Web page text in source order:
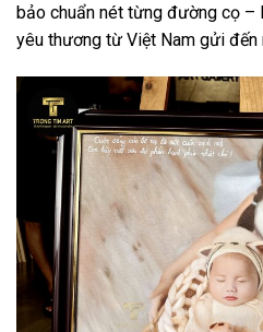
bảo chuẩn nét từng đường cọ –
yêu thương từ Việt Nam gửi đến